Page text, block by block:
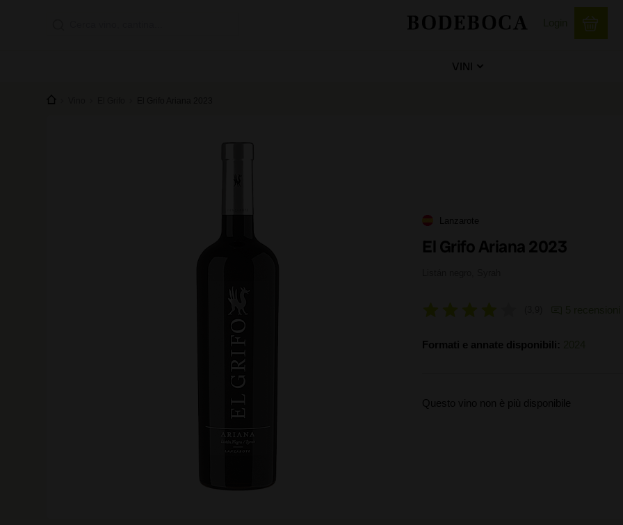
VINI
Lanzarote
El Grifo Ariana 2023
Formati e annate disponibili:
Questo vino non è più disponibile